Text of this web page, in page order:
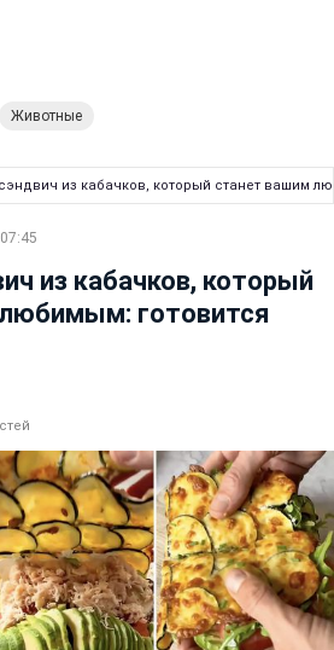
Животные
из кабачков, который станет вашим
из кабачков, который
готовится